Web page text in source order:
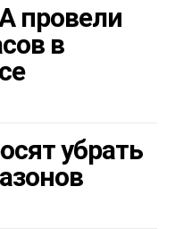
провели
в
убрать